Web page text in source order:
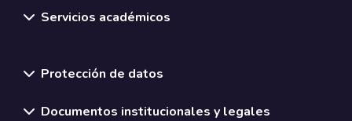
Servicios académicos
Protección de datos
Documentos institucionales y legales